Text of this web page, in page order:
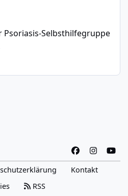
Selbsthilfegruppe
Psoriasis-Selbsthilfegruppe
a
n
s
o
Kontakt
RSS